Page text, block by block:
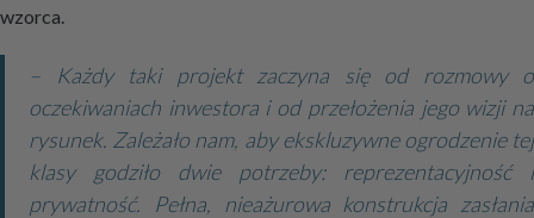
wzorca.
– Każdy taki projekt zaczyna się od rozmowy o
oczekiwaniach inwestora i od przełożenia jego wizji na
rysunek. Zależało nam, aby ekskluzywne ogrodzenie tej
klasy godziło dwie potrzeby: reprezentacyjność i
prywatność. Pełna, nieażurowa konstrukcja zasłania